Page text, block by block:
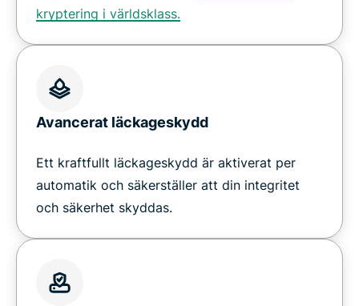
kryptering i världsklass.
Avancerat läckageskydd
Ett kraftfullt läckageskydd är aktiverat per
automatik och säkerställer att din integritet
och säkerhet skyddas.